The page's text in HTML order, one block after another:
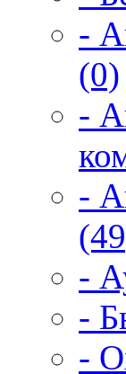
-
(0)
-
-
-
-
-